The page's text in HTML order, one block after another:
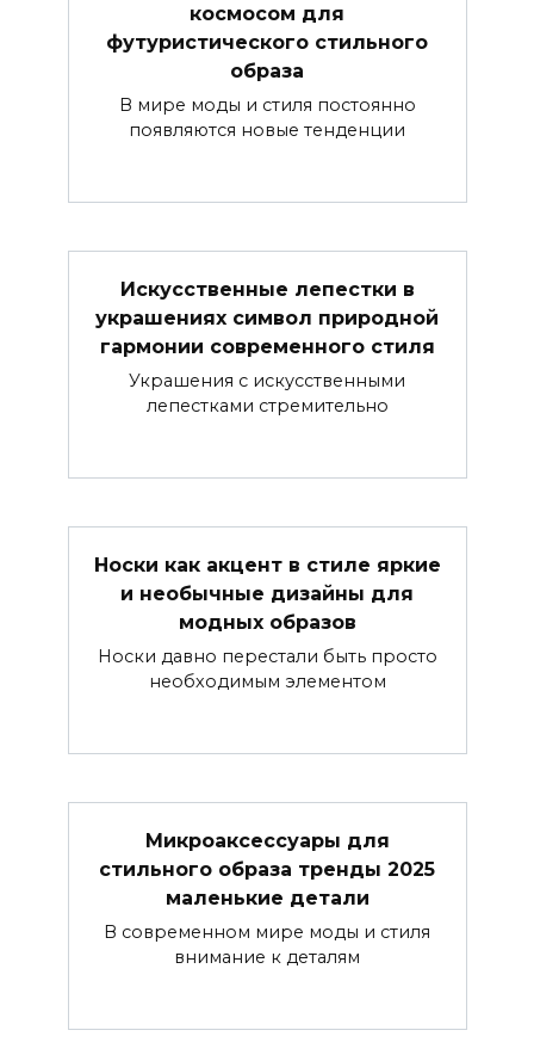
космосом для
футуристического стильного
образа
В мире моды и стиля постоянно
появляются новые тенденции
Искусственные лепестки в
украшениях символ природной
гармонии современного стиля
Украшения с искусственными
лепестками стремительно
Носки как акцент в стиле яркие
и необычные дизайны для
модных образов
Носки давно перестали быть просто
необходимым элементом
Микроаксессуары для
стильного образа тренды 2025
маленькие детали
В современном мире моды и стиля
внимание к деталям